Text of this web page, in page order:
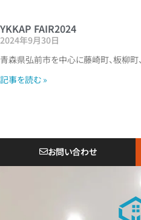
YKKAP FAIR2024
2024年9月30日
青森県弘前市を中心に藤崎町、板柳町
記事を読む »
お問い合わせ